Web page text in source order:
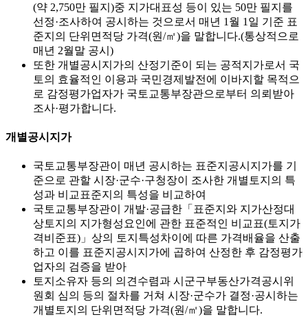
(약 2,750만 필지)중 지가대표성 등이 있는 50만 필지를
선정·조사하여 공시하는 것으로서 매년 1월 1일 기준 표
준지의 단위면적당 가격(원/㎡)을 말합니다.(통상적으로
매년 2월말 공시)
또한 개별공시지가의 산정기준이 되는 공적지가로서 국
토의 효율적인 이용과 국민경제발전에 이바지할 목적으
로 감정평가업자가 국토교통부장관으로부터 의뢰받아
조사·평가합니다.
개별공시지가
국토교통부장관이 매년 공시하는 표준지공시지가를 기
준으로 관할 시장·군수·구청장이 조사한 개별토지의 특
성과 비교표준지의 특성을 비교하여
국토교통부장관이 개발·공급한「표준지와 지가산정대
상토지의 지가형성요인에 관한 표준적인 비교표(토지가
격비준표)」상의 토지특성차이에 따른 가격배율을 산출
하고 이를 표준지공시지가에 곱하여 산정한 후 감정평가
업자의 검증을 받아
토지소유자 등의 의견수렴과 시군구부동산가격공시위
원회 심의 등의 절차를 거쳐 시장·군수가 결정·공시하는
개별토지의 단위면적당 가격(원/㎡)을 말합니다.